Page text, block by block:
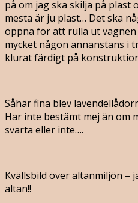
på om jag ska skilja på plast
mesta är ju plast… Det ska
öppna för att rulla ut
mycket någon annanstans i
klurat färdigt på
Såhär fina blev
Har inte bestämt mej än om
svarta eller inte….
Kvällsbild över altanmiljön –
altan!!